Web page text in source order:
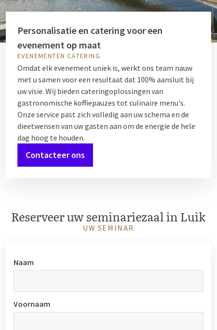
Personalisatie en catering voor een
evenement op maat
EVENEMENTEN CATERING
Omdat elk evenement uniek is, werkt ons team nauw
met u samen voor een resultaat dat 100% aansluit bij
uw visie. Wij bieden cateringoplossingen van
gastronomische koffiepauzes tot culinaire menu's.
Onze service past zich volledig aan uw schema en de
dieetwensen van uw gasten aan om de energie de hele
dag hoog te houden.
Contacteer ons
Reserveer uw seminariezaal in Luik
UW SEMINAR
Naam
Voornaam